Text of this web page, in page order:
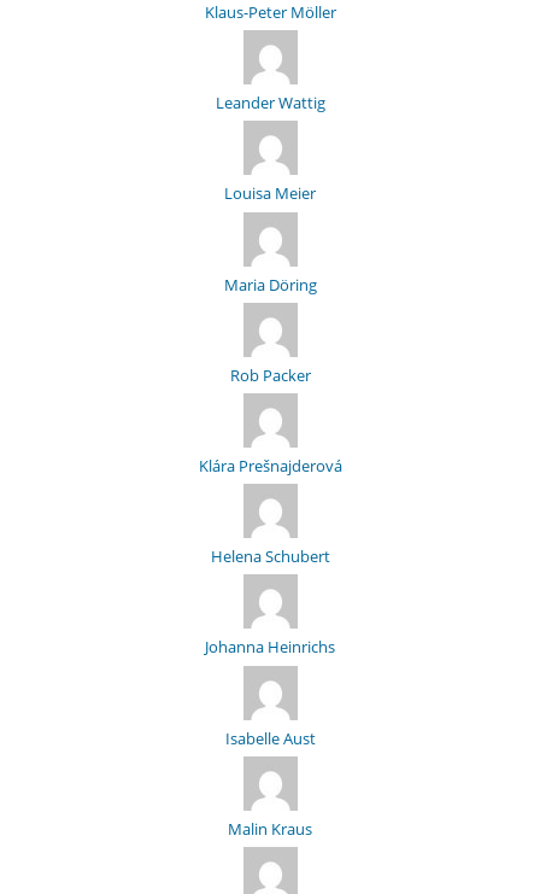
Klaus-Peter Möller
Leander Wattig
Louisa Meier
Maria Döring
Rob Packer
Klára Prešnajderová
Helena Schubert
Johanna Heinrichs
Isabelle Aust
Malin Kraus